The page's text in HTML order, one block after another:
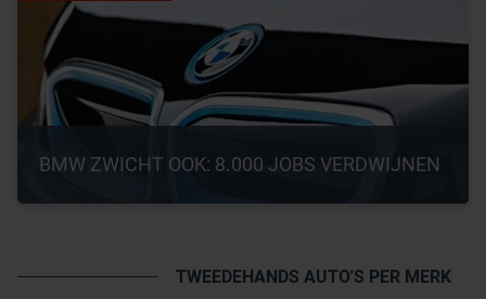
BMW ZWICHT OOK: 8.000 JOBS VERDWIJNEN
TWEEDEHANDS AUTO'S PER MERK